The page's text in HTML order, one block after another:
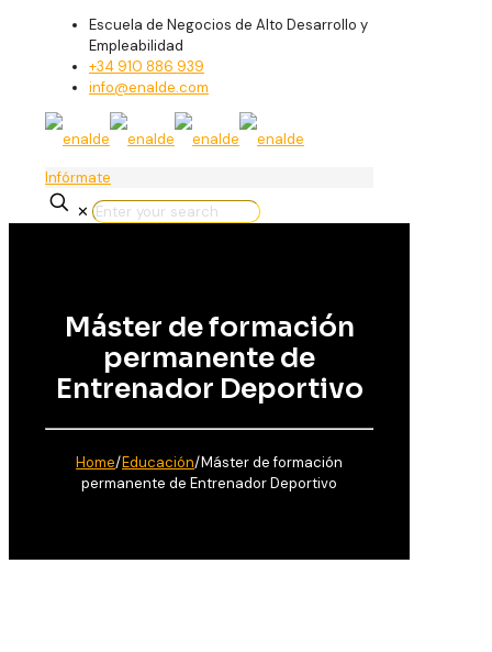
Escuela de Negocios de Alto Desarrollo y
Empleabilidad
+34 910 886 939
info@enalde.com
Infórmate
✕
Máster de formación
permanente de
Entrenador Deportivo
Home/Educación/Máster de formación
permanente de Entrenador Deportivo